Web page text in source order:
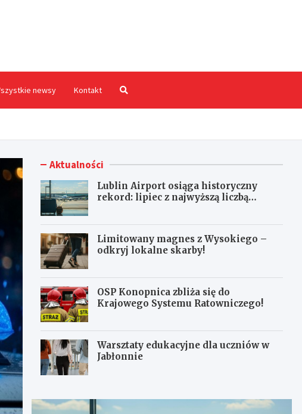
newsy Kontakt
Aktualności
Lublin Airport osiąga historyczny
rekord: lipiec z najwyższą liczbą
Limitowany magnes z Wysokiego –
odkryj lokalne skarby!
OSP Konopnica zbliża się do
Krajowego Systemu Ratowniczego!
Warsztaty edukacyjne dla uczniów w
Jabłonnie